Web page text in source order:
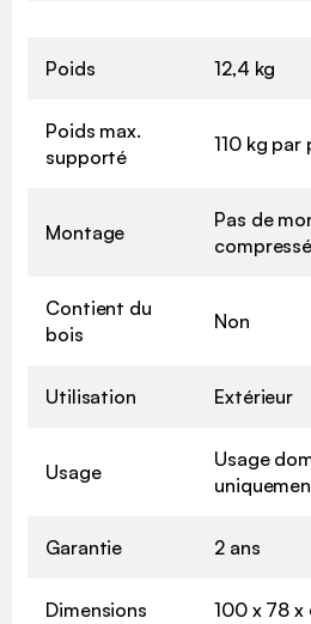
Poids 12,4 kg
Poids max.
supporté
110 kg par
Montage
Pas de
compressé
Contient du
bois
Non
Utilisation Extérieur
Usage
Usage
Garantie 2 ans
Dimensions 100 x 78 x